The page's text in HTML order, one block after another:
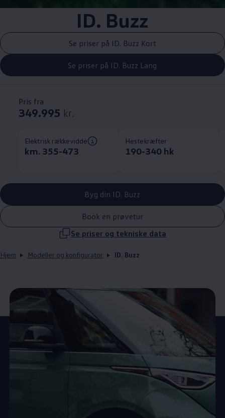
ID. Buzz
Se priser på ID. Buzz Kort
Se priser på ID. Buzz Lang
Pris fra
349.995 kr.
Elektrisk rækkevidde
km. 355-473
Hestekræfter
190-340 hk
Byg din ID. Buzz
Book en prøvetur
Se priser og tekniske data
Hjem Modeller og konfigurator ID. Buzz